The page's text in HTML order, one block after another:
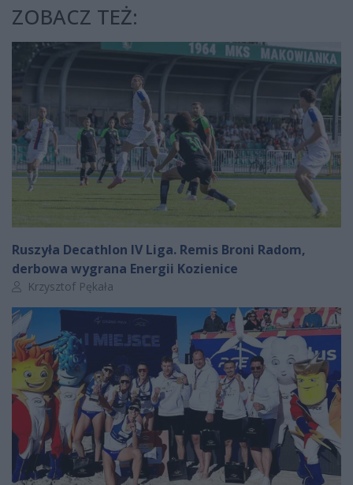
ZOBACZ TEŻ:
Ruszyła Decathlon IV Liga. Remis Broni Radom,
derbowa wygrana Energii Kozienice
Autor artykułu:
Krzysztof Pękała